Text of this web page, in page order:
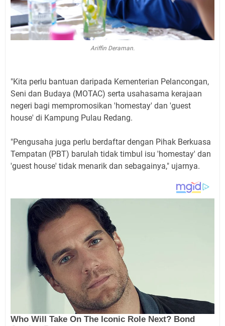
Ariffin Deraman.
"Kita perlu bantuan daripada Kementerian Pelancongan,
Seni dan Budaya (MOTAC) serta usahasama kerajaan
negeri bagi mempromosikan 'homestay' dan 'guest
house' di Kampung Pulau Redang.
"Pengusaha juga perlu berdaftar dengan Pihak Berkuasa
Tempatan (PBT) barulah tidak timbul isu 'homestay' dan
'guest house' tidak menarik dan sebagainya," ujarnya.